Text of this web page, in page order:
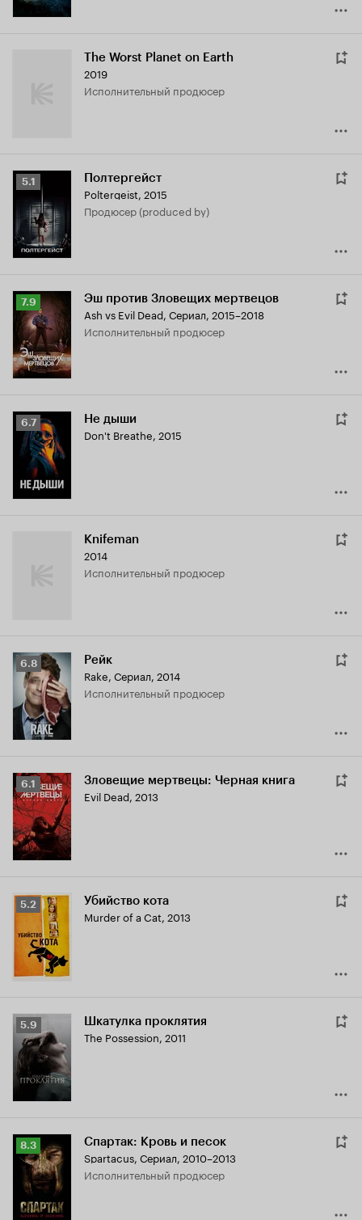
The Worst Planet on Earth
2019
исполнительный продюсер
Рейтинг
Кинопоиска
5.1
5.1 Полтергейст
Poltergeist, 2015
продюсер (produced by)
Рейтинг
Кинопоиска
7.9
7.9 Эш против Зловещих мертвецов
Ash vs Evil Dead, Сериал, 2015–2018
исполнительный продюсер
Рейтинг
Кинопоиска
6.7
6.7 Не дыши
Don't Breathe, 2015
Knifeman
2014
исполнительный продюсер
Рейтинг
Кинопоиска
6.8
6.8 Рейк
Rake, Сериал, 2014
исполнительный продюсер
Рейтинг
Кинопоиска
6.1
6.1 Зловещие мертвецы: Черная книга
Evil Dead, 2013
Рейтинг
Кинопоиска
5.2
5.2 Убийство кота
Murder of a Cat, 2013
Рейтинг
Кинопоиска
5.9
5.9 Шкатулка проклятия
The Possession, 2011
Рейтинг
Кинопоиска
8.3
8.3 Спартак: Кровь и песок
Spartacus, Сериал, 2010–2013
исполнительный продюсер